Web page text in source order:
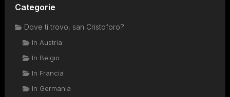
Categorie
Dove ti trovo, san Cristoforo?
In Austria
In Belgio
In Francia
In Germania